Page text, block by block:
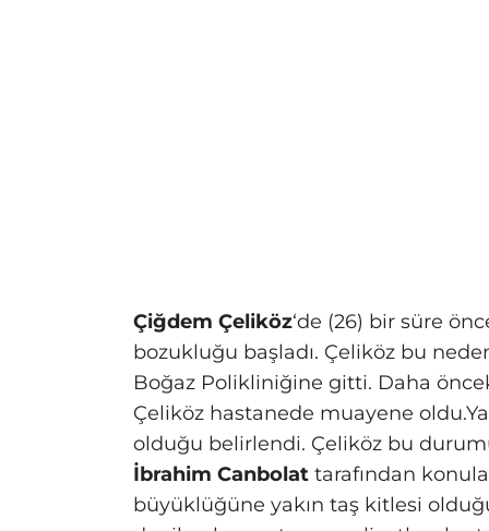
Çiğdem Çeliköz‘de (26) bir süre
bozukluğu başladı. Çeliköz bu
Boğaz Polikliniğine gitti. Daha
Çeliköz hastanede muayene
olduğu belirlendi. Çeliköz bu
İbrahim Canbolat tarafından
büyüklüğüne yakın taş kitlesi